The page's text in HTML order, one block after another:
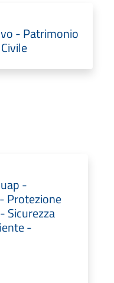
- Patrimonio
-
Protezione
Sicurezza
-